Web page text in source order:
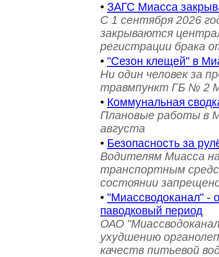
• ЗАГС Миасса
С 1 сентября 2026
закрываются
регистрации брака
• "Сезон клещей" в
Ни один человек за
травмпункт ГБ № 2
• Коммунальная
Плановые работы в
августа
• Безопасность за
Водителям Миасса
транспортным
состоянии
• "Миассводоканал" -
паводковый период
ОАО
ухудшению
качеств питьевой